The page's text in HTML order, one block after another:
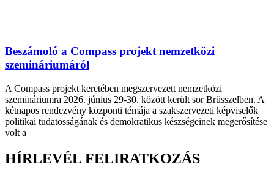
Beszámoló a Compass projekt nemzetközi
szemináriumáról
A Compass projekt keretében megszervezett nemzetközi
szemináriumra 2026. június 29-30. között került sor Brüsszelben. A
kétnapos rendezvény központi témája a szakszervezeti képviselők
politikai tudatosságának és demokratikus készségeinek megerősítése
volt a
HÍRLEVÉL FELIRATKOZÁS